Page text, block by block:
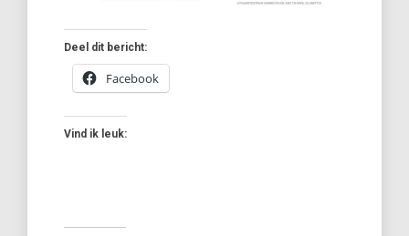
Deel dit bericht:
Facebook
Vind ik leuk: